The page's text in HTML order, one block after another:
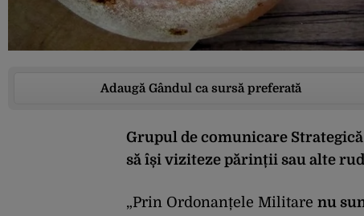
Adaugă Gândul ca sursă preferată
Grupul de comunicare
să își viziteze părinții sau alte
„Prin Ordonanțele Militare nu